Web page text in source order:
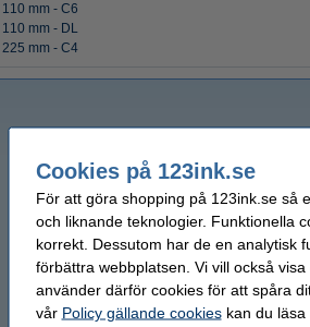
mm - C6
mm - DL
mm - C4
Cookies på 123ink.se
För att göra shopping på 123ink.se så
och liknande teknologier. Funktionella
korrekt. Dessutom har de en analytisk
förbättra webbplatsen. Vi vill också
använder därför cookies för att spåra
vår Policy gällande cookieskan du läsa